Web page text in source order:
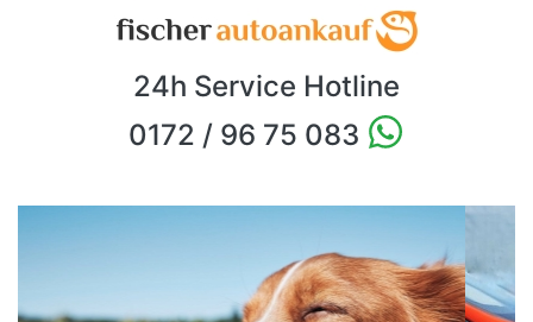
24h Service Hotline
0172 / 96 75 083